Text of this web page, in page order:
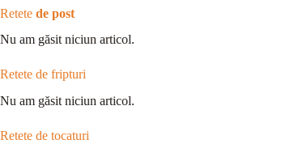
Retete de post
Nu am găsit niciun articol.
Retete de fripturi
Nu am găsit niciun articol.
Retete de tocaturi